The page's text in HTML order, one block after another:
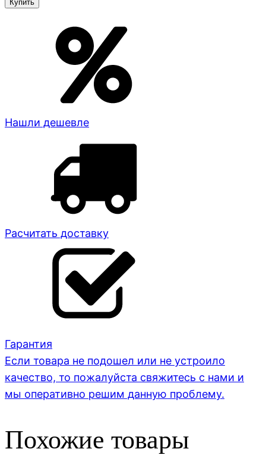
Нашли дешевле
Расчитать доставку
Гарантия
Если товара не подошел или не устроило
качество, то пожалуйста свяжитесь с нами и
мы оперативно решим данную проблему.
Похожие товары